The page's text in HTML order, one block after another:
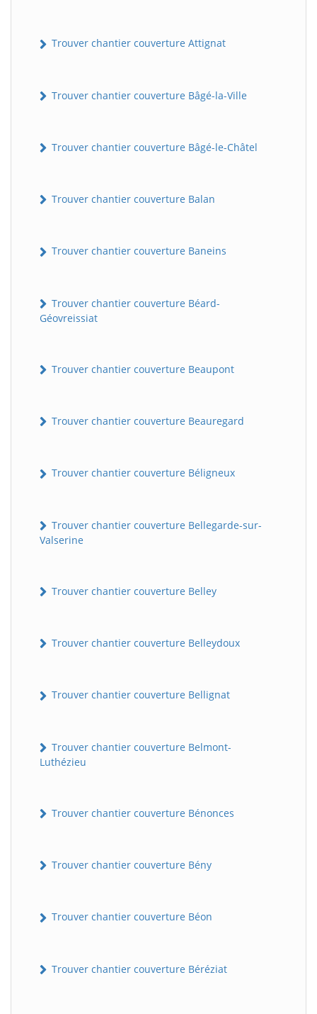
Trouver chantier couverture Attignat
Trouver chantier couverture Bâgé-la-Ville
Trouver chantier couverture Bâgé-le-Châtel
Trouver chantier couverture Balan
Trouver chantier couverture Baneins
Trouver chantier couverture Béard-
Géovreissiat
Trouver chantier couverture Beaupont
Trouver chantier couverture Beauregard
Trouver chantier couverture Béligneux
Trouver chantier couverture Bellegarde-sur-
Valserine
Trouver chantier couverture Belley
Trouver chantier couverture Belleydoux
Trouver chantier couverture Bellignat
Trouver chantier couverture Belmont-
Luthézieu
Trouver chantier couverture Bénonces
Trouver chantier couverture Bény
Trouver chantier couverture Béon
Trouver chantier couverture Béréziat